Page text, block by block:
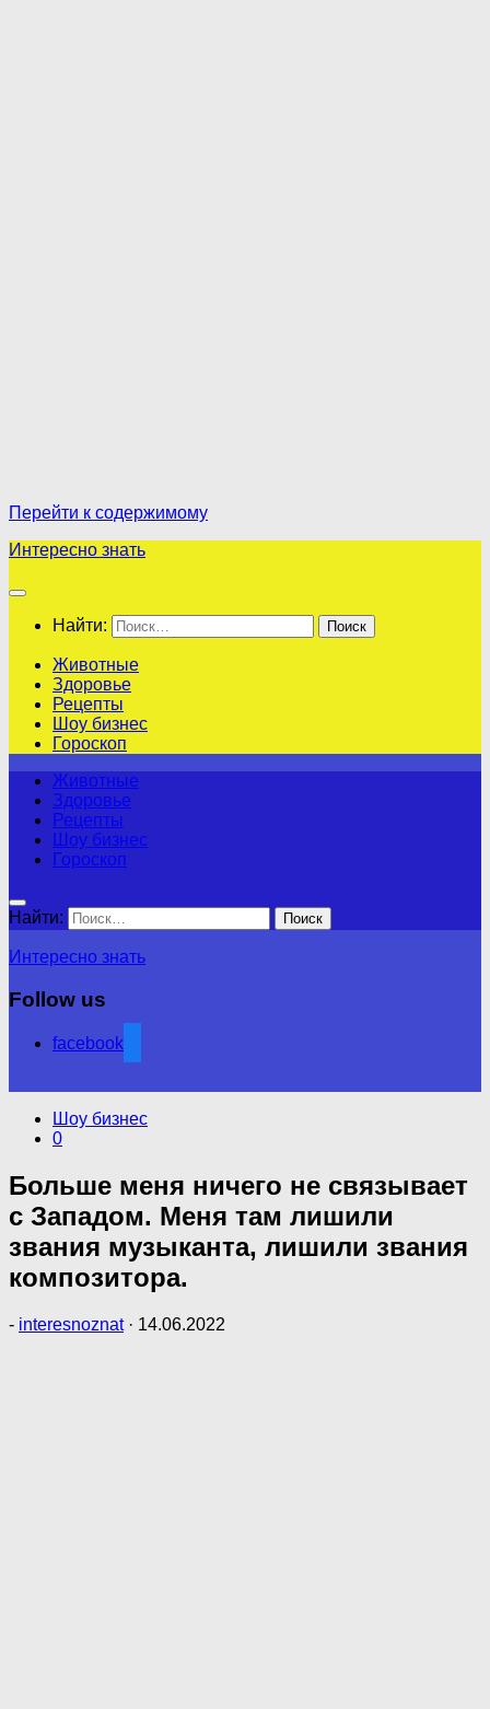
Перейти к содержимому
Интересно знать
Найти:
Животные
Здоровье
Рецепты
Шоу бизнес
Гороскоп
Животные
Здоровье
Рецепты
Шоу бизнес
Гороскоп
Найти:
Интересно знать
Follow us
facebook
Шоу бизнес
0
Больше меня ничего не связывает
с Западом. Меня там лишили
звания музыканта, лишили звания
композитора.
- interesnoznat · 14.06.2022